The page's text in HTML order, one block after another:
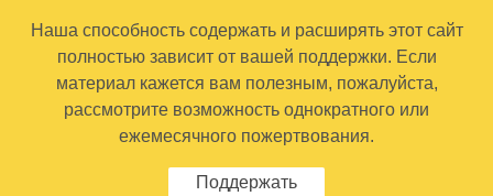
Наша способность содержать и расширять этот сайт
полностью зависит от вашей поддержки. Если
материал кажется вам полезным, пожалуйста,
рассмотрите возможность однократного или
ежемесячного пожертвования.
Поддержать